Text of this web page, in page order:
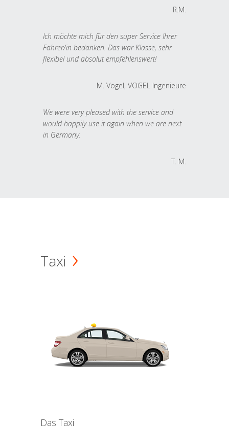
R.M.
Ich möchte mich für den super Service Ihrer
Fahrer/in bedanken. Das war Klasse, sehr
flexibel und absolut empfehlenswert!
M. Vogel, VOGEL Ingenieure
We were very pleased with the service and
would happily use it again when we are next
in Germany.
T. M.
Taxi
Das Taxi